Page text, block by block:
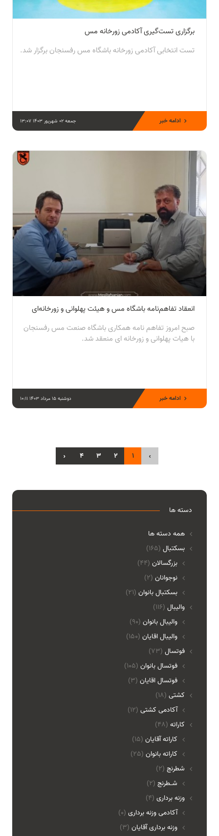
برگزاری تست‌گیری آکادمی زورخانه مس
تست انتخابی آکادمی زورخانه باشگاه مس رفسنجان برگزار شد.
جمعه 02 شهریور 1403 13:07 ادامه خبر
انعقاد تفاهم‌نامه باشگاه مس و هیئت پهلوانی و زورخانه‌ای
صبح امروز تفاهم نامه همکاری باشگاه صنعت مس رفسنجان
با هیات پهلوانی و زورخانه ای منعقد شد.
دوشنبه 15 مرداد 1403 10:11 ادامه خبر
‹
1
2
3
4
›
دسته ها
همه دسته ها
(165) بسکتبال
بزرگسالان (44)
نوجوانان (2)
بسکتبال بانوان (21)
(116) والیبال
واليبال بانوان (90)
واليبال اقايان (150)
(73) فوتسال
فوتسال بانوان (105)
فوتسال اقايان (3)
(18) کشتی
آکادمی کشتی (12)
(48) کاراته
کاراته آقایان (15)
کاراته بانوان (25)
(2) شطرنج
شـطرنج (2)
(4) وزنه برداری
آکادمی وزنه برداری (0)
وزنه برداری آقایان (3)